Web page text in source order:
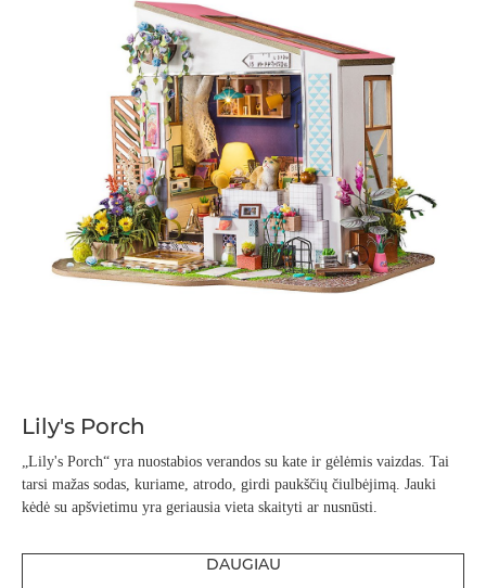
Lily's Porch
„Lily's Porch“ yra nuostabios verandos su kate ir gėlėmis vaizdas. Tai
tarsi mažas sodas, kuriame, atrodo, girdi paukščių čiulbėjimą. Jauki
kėdė su apšvietimu yra geriausia vieta skaityti ar nusnūsti.
DAUGIAU